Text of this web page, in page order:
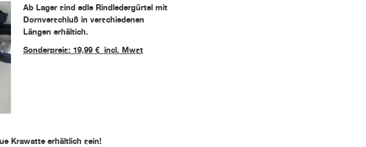
Ab Lager sind edle Rindledergürtel mit
Dornverschluß in verschiedenen
Längen erhältich.
Sonderpreis: 19,99 € incl. Mwst
Krawatte erhältlich sein!